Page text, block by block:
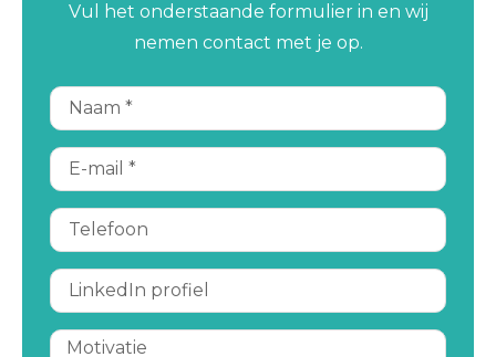
Vul het onderstaande formulier in en wij
nemen contact met je op.